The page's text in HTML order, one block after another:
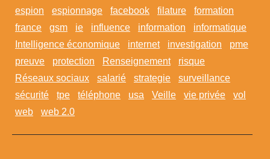
espion
espionnage facebook filature
formation
france
gsm ie influence information
informatique
Intelligence économique
internet investigation
pme
preuve
protection Renseignement
risque
Réseaux sociaux
salarié strategie
surveillance
sécurité
tpe téléphone usa Veille vie privée
vol
web
web 2.0